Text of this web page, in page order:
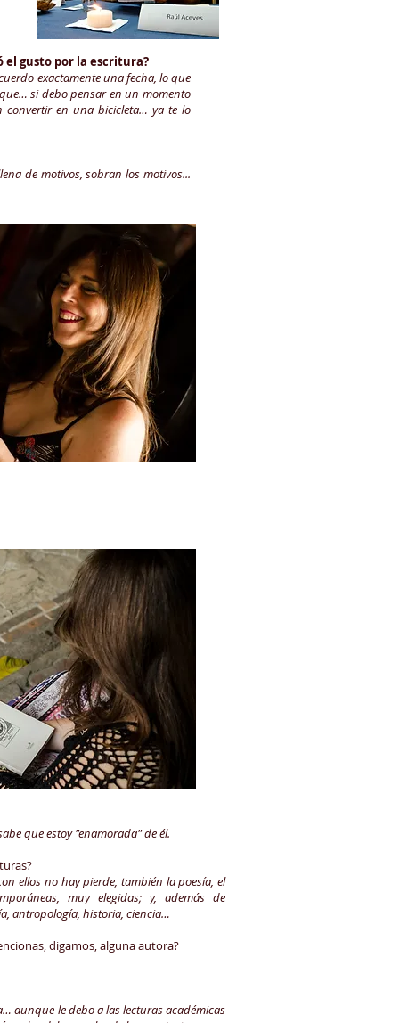
el gusto por la escritura?
exactamente una fecha, lo que
si debo pensar en un momento
convertir en una bicicleta… ya te lo
de motivos, sobran los motivos...
que estoy "enamorada" de él.
ellos no hay pierde, también la poesía, el
muy elegidas; y, además de
antropología, historia, ciencia…
digamos, alguna autora?
aunque le debo a las lecturas académicas